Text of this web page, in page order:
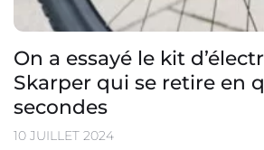
On a essayé le kit
Skarper qui se retire en
secondes
10 JUILLET 2024